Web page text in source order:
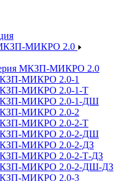
МИКРО 2.0
МКЗП-МИКРО 2.0
МИКРО 2.0-1
МИКРО 2.0-1-Т
МИКРО 2.0-1-ДШ
МИКРО 2.0-2
МИКРО 2.0-2-Т
МИКРО 2.0-2-ДШ
МИКРО 2.0-2-ДЗ
МИКРО 2.0-2-Т-ДЗ
МИКРО 2.0-2-ДШ-ДЗ
МИКРО 2.0-3